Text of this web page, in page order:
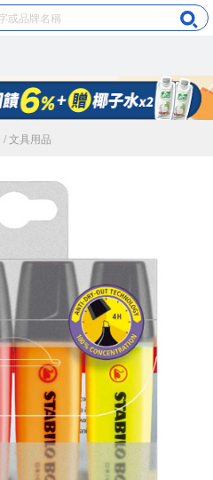
/ 文具用品